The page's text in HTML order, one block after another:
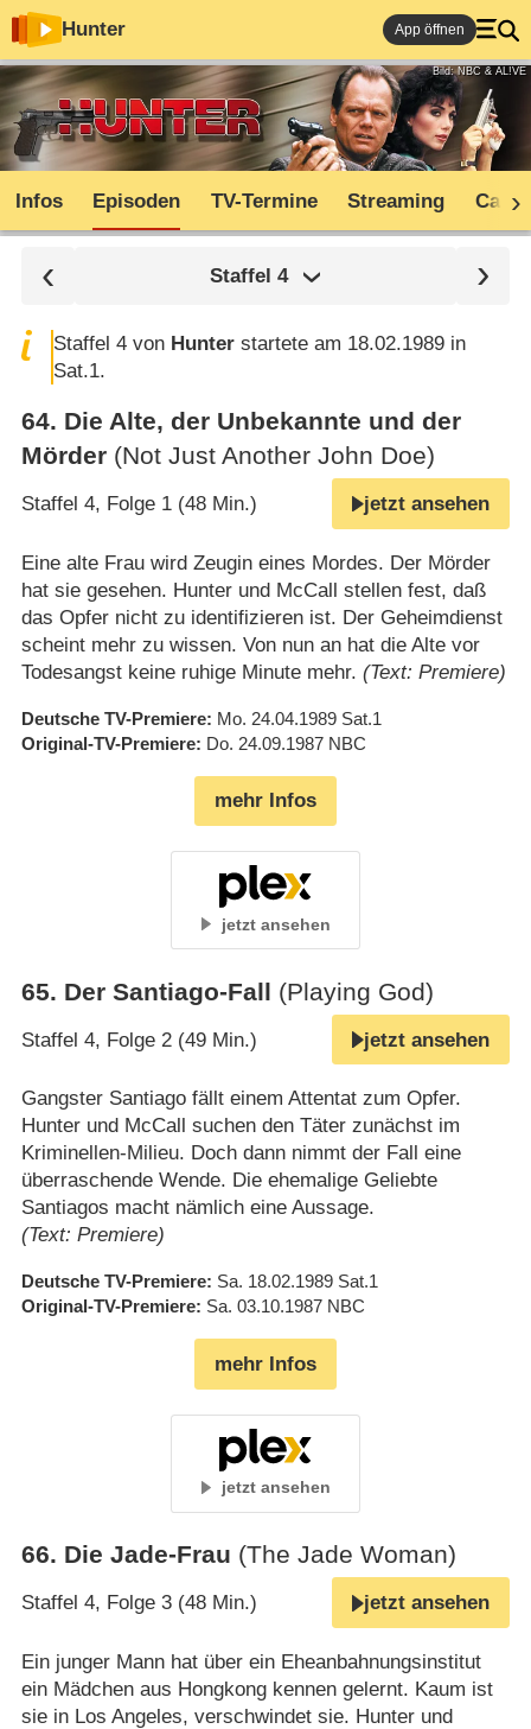
Hunter App öffnen
Bild: NBC & AL!VE
Infos Episoden TV-Termine Streaming Cast
Staffel 4
Staffel 4 von Hunter startete am 18.02.1989 in
Sat.1.
64. Die Alte, der Unbekannte und der
Mörder (Not Just Another John Doe)
Staffel 4, Folge 1 (48 Min.) jetzt ansehen
Eine alte Frau wird Zeugin eines Mordes. Der Mörder
hat sie gesehen. Hunter und McCall stellen fest, daß
das Opfer nicht zu identifizieren ist. Der Geheimdienst
scheint mehr zu wissen. Von nun an hat die Alte vor
Todesangst keine ruhige Minute mehr. (Text: Premiere)
Deutsche TV-Premiere Mo. 24.04.1989 Sat.1
Original-TV-Premiere Do. 24.09.1987 NBC
mehr Infos
jetzt ansehen
65. Der Santiago-Fall (Playing God)
Staffel 4, Folge 2 (49 Min.) jetzt ansehen
Gangster Santiago fällt einem Attentat zum Opfer.
Hunter und McCall suchen den Täter zunächst im
Kriminellen-Milieu. Doch dann nimmt der Fall eine
überraschende Wende. Die ehemalige Geliebte
Santiagos macht nämlich eine Aussage.
(Text: Premiere)
Deutsche TV-Premiere Sa. 18.02.1989 Sat.1
Original-TV-Premiere Sa. 03.10.1987 NBC
mehr Infos
jetzt ansehen
66. Die Jade-Frau (The Jade Woman)
Staffel 4, Folge 3 (48 Min.) jetzt ansehen
Ein junger Mann hat über ein Eheanbahnungsinstitut
ein Mädchen aus Hongkong kennen gelernt. Kaum ist
sie in Los Angeles, verschwindet sie. Hunter und